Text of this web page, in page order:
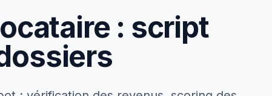
: script